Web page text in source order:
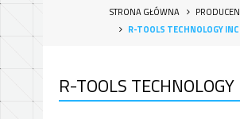
STRONA GŁÓWNA
R-TOOLS TECHNOLOGY
R-TOOLS TECHNOLOGY